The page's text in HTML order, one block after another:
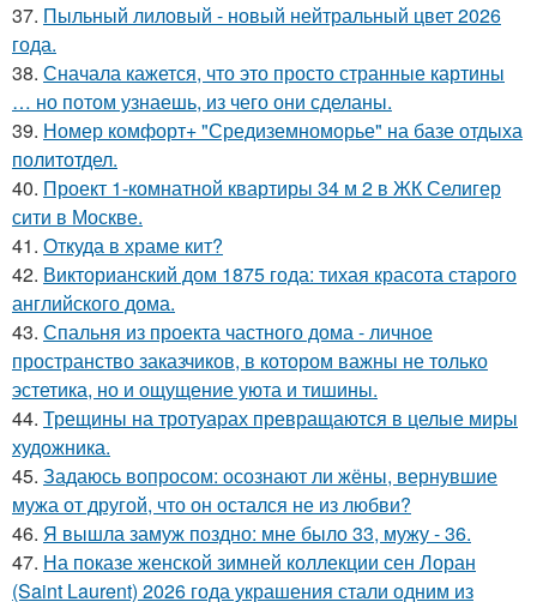
37. Пыльный лиловый - новый нейтральный цвет 2026
года.
38. Сначала кажется, что это просто странные картины
… но потом узнаешь, из чего они сделаны.
39. Номер комфорт+ "Средиземноморье" на базе отдыха
политотдел.
40. Проект 1-комнатной квартиры 34 м 2 в ЖК Селигер
сити в Москве.
41. Откуда в храме кит?
42. Викторианский дом 1875 года: тихая красота старого
английского дома.
43. Спальня из проекта частного дома - личное
пространство заказчиков, в котором важны не только
эстетика, но и ощущение уюта и тишины.
44. Трещины на тротуарах превращаются в целые миры
художника.
45. Задаюсь вопросом: осознают ли жёны, вернувшие
мужа от другой, что он остался не из любви?
46. Я вышла замуж поздно: мне было 33, мужу - 36.
47. На показе женской зимней коллекции сен Лоран
(Saint Laurent) 2026 года украшения стали одним из